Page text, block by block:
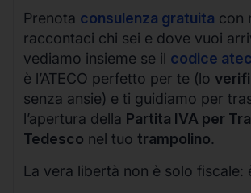
Prenota consulenza gratuita con
raccontaci chi sei e dove vuoi
vediamo insieme se il codice
è l’ATECO perfetto per te (lo
senza ansie) e ti guidiamo per
l’apertura della Partita IVA per
Tedesco nel tuo trampolino.
La vera libertà non è solo fiscale: